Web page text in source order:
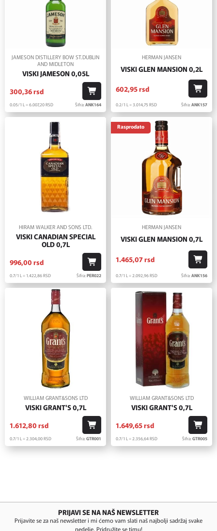
JAMESON DISTILLERY BOW ST.DUBLIN
AND MIDLETON
VISKI JAMESON 0,05L
300,36rsd
0.05/1 L = 6.007,20RSD Šifra:ANK164
HERMAN JANSEN
VISKI GLEN MANSION 0,2L
602,95rsd
0.2/1 L = 3.014,75 RSD Šifra:ANK157
HIRAM WALKER AND SONS LTD.
VISKI CANADIAN SPECIAL
OLD 0,7L
996,00 rsd
0.7/1 L = 1.422,86RSD Šifra:PER022
Rasprodato
HERMAN JANSEN
VISKI GLEN MANSION 0,7L
1.465,07rsd
0.7/1 L = 2.092,96RSD Šifra:ANK156
WILLIAM GRANT&SONS LTD
VISKI GRANT'S 0,7L
1.612,80 rsd
0.7/1 L = 2.304,00RSD Šifra:GTR001
WILLIAM GRANT&SONS LTD
VISKI GRANT'S 0,7L
1.649,65rsd
0.7/1 L = 2.356,64RSD Šifra:GTR005
PRIJAVI SE NA NAŠ NEWSLETTER
Prijavite se za naš newsletter i mi ćemo vam slati naš najbolji sadržaj svake
nedelje. Pridružite se timu!